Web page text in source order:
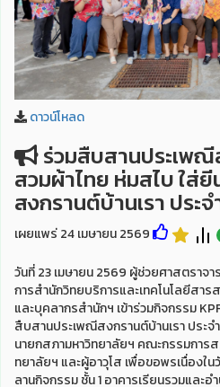
ดาวน์โหลด
ร่วมสืบสานประเพณี
สวมผ้าไทย ห่มสไบ ใส่
สงกรานต์บ้านเรา ประ
เผยแพร่ 24 เมษายน 2569
วันที่ 23 เมษายน 2569 ผู้ช่วยศาสตราจ
การสำนักวิทยบริการและเทคโนโลยีสา
และบุคลากรสำนักฯ เข้าร่วมกิจกรรม
สืบสานประเพณีสงกรานต์บ้านเรา ประ
นายกสภามหาวิทยาลัยฯ คณะกรรมการ
ทยาลัยฯ และผู้อาวุโส เพื่อขอพรเนื่องใ
ลานกิจกรรม ชั้น 1 อาคารเรียนรวมและอ